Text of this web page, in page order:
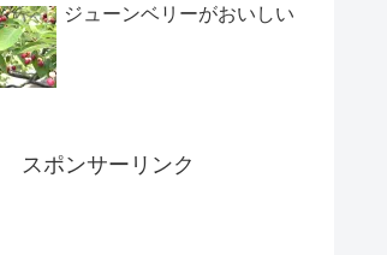
ジューンベリーがおいしい
スポンサーリンク